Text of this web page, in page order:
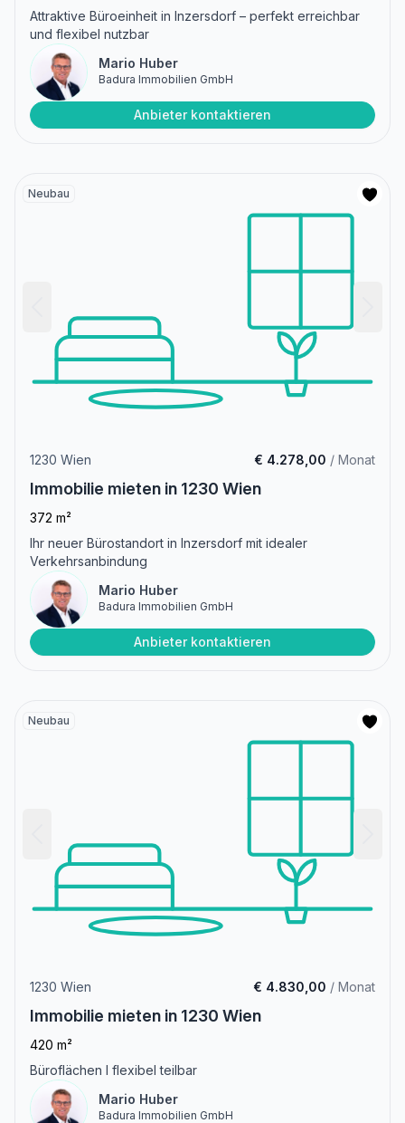
Attraktive Büroeinheit in Inzersdorf – perfekt erreichbar
und flexibel nutzbar
Mario Huber
Badura Immobilien GmbH
Anbieter kontaktieren
Neubau
1230 Wien € 4.278,00 / Monat
Immobilie mieten in 1230 Wien
372 m²
Ihr neuer Bürostandort in Inzersdorf mit idealer
Verkehrsanbindung
Mario Huber
Badura Immobilien GmbH
Anbieter kontaktieren
Neubau
1230 Wien € 4.830,00 / Monat
Immobilie mieten in 1230 Wien
420 m²
Büroflächen I flexibel teilbar
Mario Huber
Badura Immobilien GmbH